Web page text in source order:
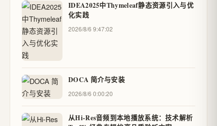
IDEA2025中Thymeleaf静态资源引入与优
化实践
2026/8/6 9:47:02
DOCA 简介与安装
2026/8/6 0:00:20
从Hi-Res音频到本地播放系统：技术解析